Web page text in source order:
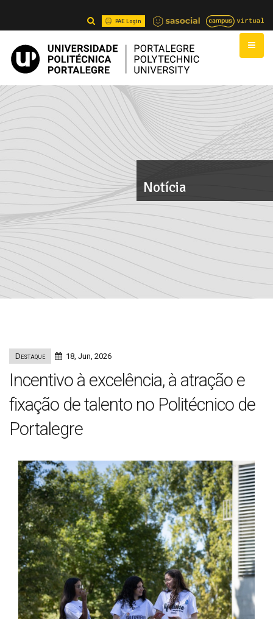
PAE Login
Notícia
Destaque 18, Jun, 2026
Incentivo à excelência, à atração e
fixação de talento no Politécnico de
Portalegre